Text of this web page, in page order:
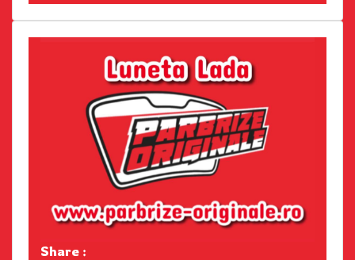
Share :